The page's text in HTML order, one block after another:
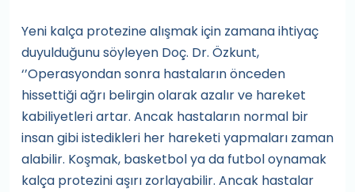
Yeni kalça protezine alışmak için zamana ihtiyaç
duyulduğunu söyleyen Doç. Dr. Özkunt,
‘’Operasyondan sonra hastaların önceden
hissettiği ağrı belirgin olarak azalır ve hareket
kabiliyetleri artar. Ancak hastaların normal bir
insan gibi istedikleri her hareketi yapmaları zaman
alabilir. Koşmak, basketbol ya da futbol oynamak
kalça protezini aşırı zorlayabilir. Ancak hastalar